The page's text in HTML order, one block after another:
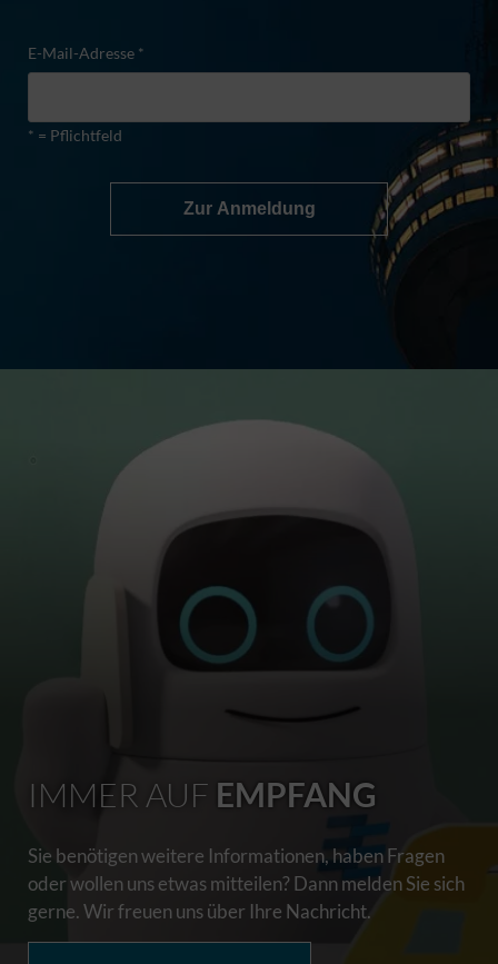
E-Mail-Adresse *
* = Pflichtfeld
Zur Anmeldung
IMMER AUF EMPFANG
Sie benötigen weitere Informationen, haben Fragen
oder wollen uns etwas mitteilen? Dann melden Sie sich
gerne. Wir freuen uns über Ihre Nachricht.